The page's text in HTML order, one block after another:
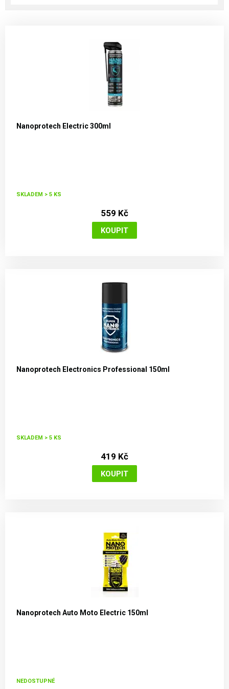
Nanoprotech Electric 300ml
SKLADEM > 5 KS
559 Kč
Nanoprotech Electronics Professional 150ml
SKLADEM > 5 KS
419 Kč
Nanoprotech Auto Moto Electric 150ml
NEDOSTUPNÉ